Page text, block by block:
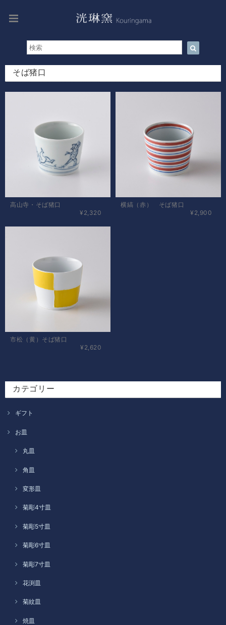
そば猪口
高山寺・そば猪口
¥2,320
横縞（赤） そば猪口
¥2,900
市松（黄）そば猪口
¥2,620
カテゴリー
ギフト
お皿
丸皿
角皿
変形皿
菊彫4寸皿
菊彫5寸皿
菊彫6寸皿
菊彫7寸皿
花渕皿
菊紋皿
焼皿